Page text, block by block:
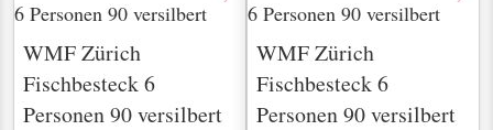
WMF Zürich
Fischbesteck 6
Personen 90 versilbert
WMF Zürich
Fischbesteck 6
Personen 90 versilbert